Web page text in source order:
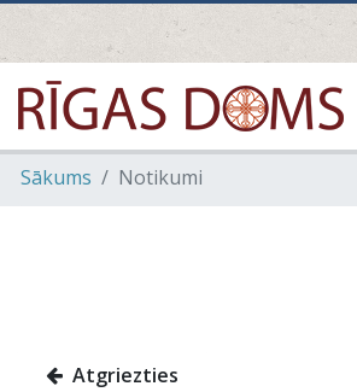
Sākums Notikumi
Atgriezties